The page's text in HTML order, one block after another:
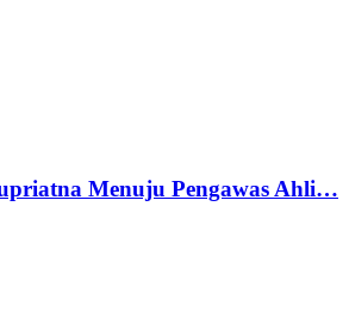
Menuju Pengawas Ahli…